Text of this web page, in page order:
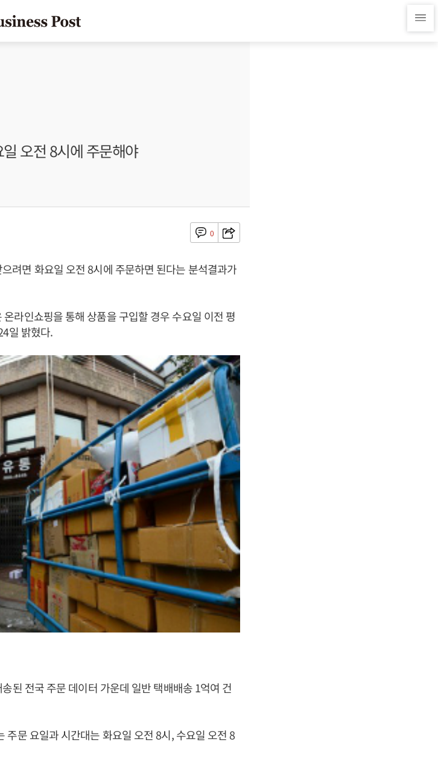
오전 8시에 주문해야
0
려면 화요일 오전 8시에 주문하면 된다는 분석결과가
라인쇼핑을 통해 상품을 구입할 경우 수요일 이전 평
일 밝혔다.
된 전국 주문 데이터 가운데 일반 택배배송 1억여 건
주문 요일과 시간대는 화요일 오전 8시, 수요일 오전 8